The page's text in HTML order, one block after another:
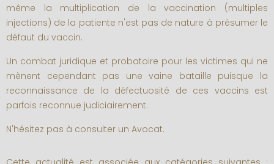
même la multiplication de la vaccination (multiples
injections) de la patiente n'est pas de nature à présumer le
défaut du vaccin.
Un combat juridique et probatoire pour les victimes qui ne
mènent cependant pas une vaine bataille puisque la
reconnaissance de la défectuosité de ces vaccins est
parfois reconnue judiciairement.
N'hésitez pas à consulter un Avocat.